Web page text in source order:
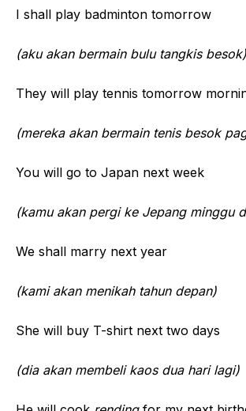
I shall play badminton tomorrow
(aku akan bermain bulu tangkis besok)
They will play tennis tomorrow
(mereka akan bermain tenis besok
You will go to Japan next week
(kamu akan pergi ke Jepang minggu
We shall marry next year
(kami akan menikah tahun depan)
She will buy T-shirt next two days
(dia akan membeli kaos dua hari lagi)